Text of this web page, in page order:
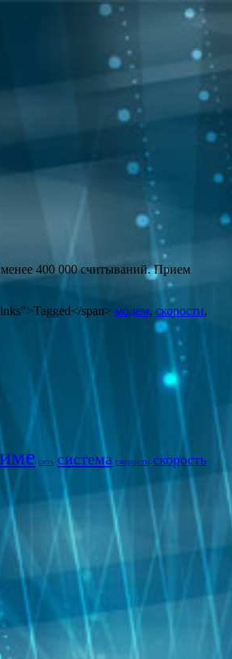
400 000 считываний. Прием
span> модем, скорости,
сеть система скорости скорость